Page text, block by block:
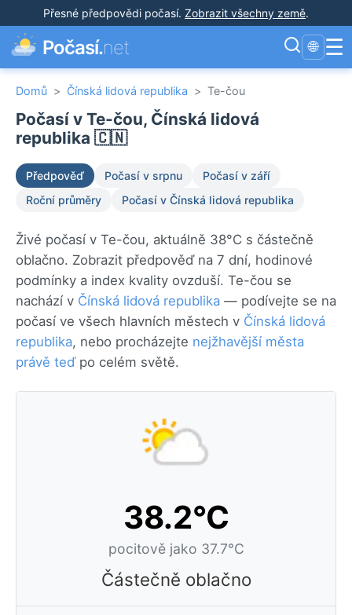
Přesné předpovědi počasí. Zobrazit všechny země.
Počasí.net 🌐 ☰
Domů > Čínská lidová republika > Te-čou
Počasí v Te-čou, Čínská lidová
republika 🇨🇳
Předpověď Počasí v srpnu
Počasí v září
Roční průměry
Počasí v Čínská lidová republika
Živé počasí v Te-čou, aktuálně 38°C s částečně
oblačno. Zobrazit předpověď na 7 dní, hodinové
podmínky a index kvality ovzduší. Te-čou se
nachází v Čínská lidová republika — podívejte se na
počasí ve všech hlavních městech v Čínská lidová
republika, nebo procházejte nejžhavější města
právě teďpo celém světě.
38.2°C
pocitově jako 37.7°C
Částečně oblačno